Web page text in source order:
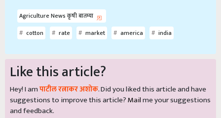
Agriculture News कृषी बातम्या
cotton
rate market america india
Like this article?
Hey! I amपाटील रत्नाकर अशोक. Did you liked this article and have
suggestions to improve this article?Mailme your suggestions
and feedback.